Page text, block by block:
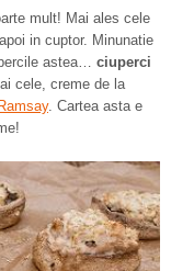
mult! Mai ales cele
in cuptor. Minunatie
astea… ciuperci
cele, creme de la
. Cartea asta e